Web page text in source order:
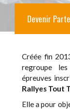
Devenir
Créée fin
regroupe
épreuves
Rallyes Tout
Elle a pour